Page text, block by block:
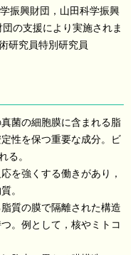
振興財団，山田科学振興
の支援により実施されま
研究員特別研究員
菌の細胞膜に含まれる脂
性を保つ重要な成分。ビ
る。
を強くする働きがあり，
。
質の膜で隔離された構造
。例として，核やミトコ